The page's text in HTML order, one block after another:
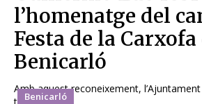
Benicarló
l’homenatge del
Festa de la Carxofa
Benicarló
Amb aquest reconeixement,
trajectòria...